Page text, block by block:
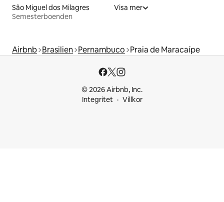
São Miguel dos Milagres
Semesterboenden
Visa mer
Airbnb Brasilien Pernambuco Praia de Maracaípe
© 2026 Airbnb, Inc.
Integritet
Villkor